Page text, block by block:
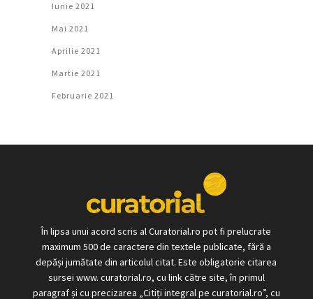
Iunie 2021
Mai 2021
Aprilie 2021
Martie 2021
Februarie 2021
În lipsa unui acord scris al Curatorial.ro pot fi prelucrate
maximum 500 de caractere din textele publicate, fără a
depăși jumătate din articolul citat. Este obligatorie citarea
sursei www. curatorial.ro, cu link către site, în primul
paragraf și cu precizarea „Citiți integral pe curatorial.ro”, cu